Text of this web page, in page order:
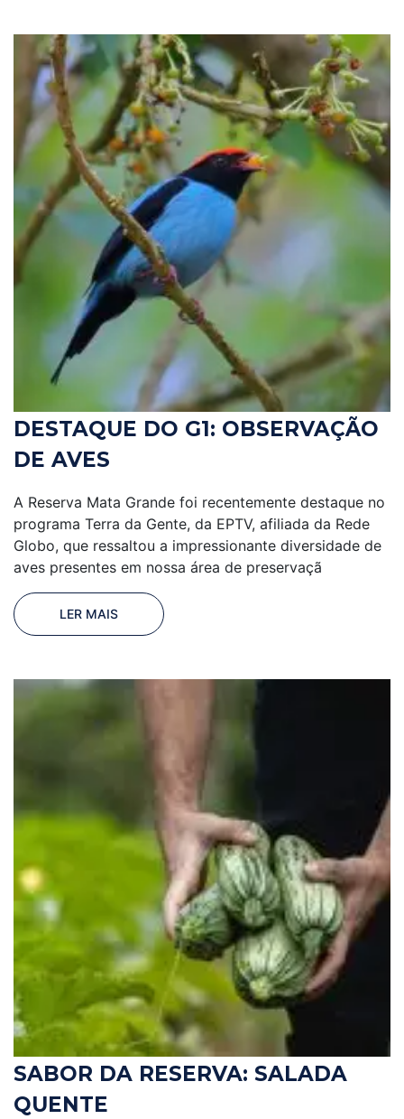
DESTAQUE DO G1: OBSERVAÇÃO
DE AVES
A Reserva Mata Grande foi recentemente destaque no
programa Terra da Gente, da EPTV, afiliada da Rede
Globo, que ressaltou a impressionante diversidade de
aves presentes em nossa área de preservaçã
LER MAIS
SABOR DA RESERVA: SALADA
QUENTE